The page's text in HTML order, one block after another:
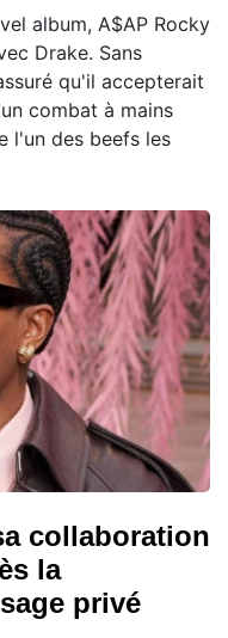
album, A$AP Rocky
Drake. Sans
qu'il accepterait
combat à mains
l'un des beefs les
collaboration
la
privé